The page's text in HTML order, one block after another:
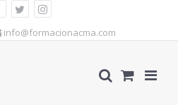
info@formacionacma.com